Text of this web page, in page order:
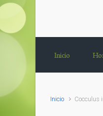
Inicio
Inicio Cocculus